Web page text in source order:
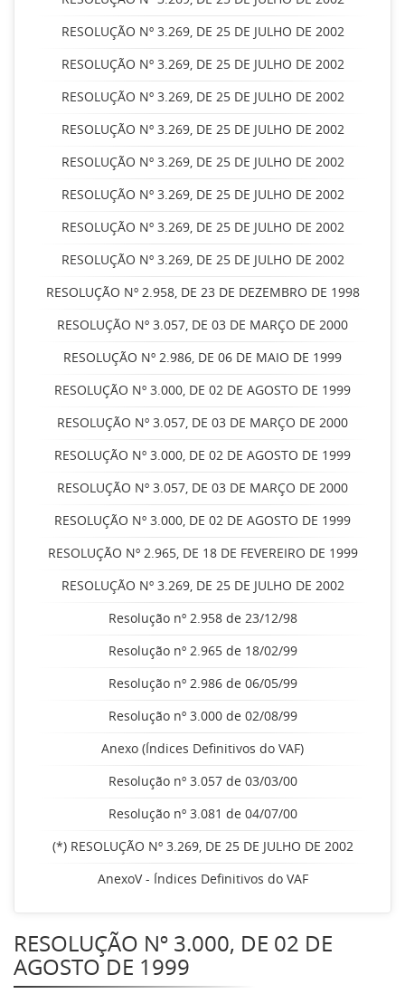
RESOLUÇÃO Nº 3.269, DE 25 DE JULHO DE 2002
RESOLUÇÃO Nº 3.269, DE 25 DE JULHO DE 2002
RESOLUÇÃO Nº 3.269, DE 25 DE JULHO DE 2002
RESOLUÇÃO Nº 3.269, DE 25 DE JULHO DE 2002
RESOLUÇÃO Nº 3.269, DE 25 DE JULHO DE 2002
RESOLUÇÃO Nº 3.269, DE 25 DE JULHO DE 2002
RESOLUÇÃO Nº 3.269, DE 25 DE JULHO DE 2002
RESOLUÇÃO Nº 3.269, DE 25 DE JULHO DE 2002
RESOLUÇÃO Nº 2.958, DE 23 DE DEZEMBRO DE 1998
RESOLUÇÃO Nº 3.057, DE 03 DE MARÇO DE 2000
RESOLUÇÃO Nº 2.986, DE 06 DE MAIO DE 1999
RESOLUÇÃO Nº 3.000, DE 02 DE AGOSTO DE 1999
RESOLUÇÃO Nº 3.057, DE 03 DE MARÇO DE 2000
RESOLUÇÃO Nº 3.000, DE 02 DE AGOSTO DE 1999
RESOLUÇÃO Nº 3.057, DE 03 DE MARÇO DE 2000
RESOLUÇÃO Nº 3.000, DE 02 DE AGOSTO DE 1999
RESOLUÇÃO Nº 2.965, DE 18 DE FEVEREIRO DE 1999
RESOLUÇÃO Nº 3.269, DE 25 DE JULHO DE 2002
Resolução nº 2.958 de 23/12/98
Resolução nº 2.965 de 18/02/99
Resolução nº 2.986 de 06/05/99
Resolução nº 3.000 de 02/08/99
Anexo (Índices Definitivos do VAF)
Resolução nº 3.057 de 03/03/00
Resolução nº 3.081 de 04/07/00
(*) RESOLUÇÃO Nº 3.269, DE 25 DE JULHO DE 2002
AnexoV - Índices Definitivos do VAF
RESOLUÇÃO Nº 3.000, DE 02 DE
AGOSTO DE 1999